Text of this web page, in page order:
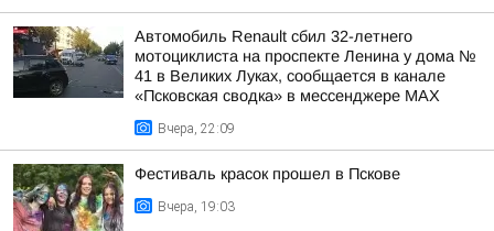
Автомобиль Renault сбил 32-летнего
мотоциклиста на проспекте Ленина у дома №
41 в Великих Луках, сообщается в канале
«Псковская сводка» в мессенджере MAX
Вчера, 22:09
Фестиваль красок прошел в Пскове
Вчера, 19:03